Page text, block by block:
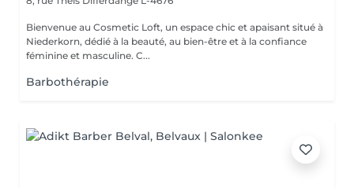
Bienvenue au Cosmetic Loft, un espace chic et apaisant situé à
Niederkorn, dédié à la beauté, au bien-être et à la confiance
féminine et masculine. C...
Barbothérapie